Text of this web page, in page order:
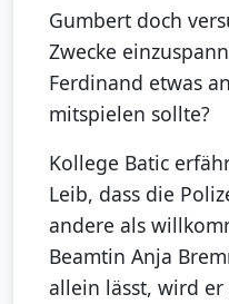
Gumbert doch
Zwecke
Ferdinand etwas
mitspielen sollte?
Kollege Batic
Leib, dass die
andere als
Beamtin Anja
allein lässt, wird